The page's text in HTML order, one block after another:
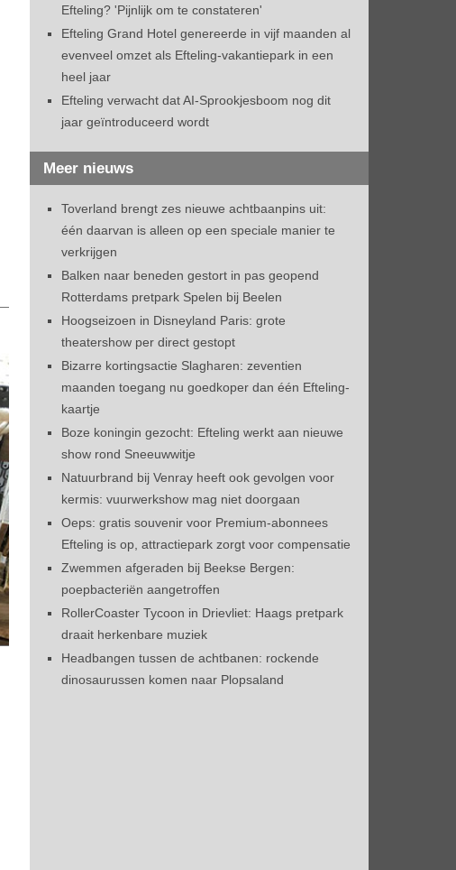
Efteling? 'Pijnlijk om te constateren'
Efteling Grand Hotel genereerde in vijf maanden al
evenveel omzet als Efteling-vakantiepark in een
heel jaar
Efteling verwacht dat AI-Sprookjesboom nog dit
jaar geïntroduceerd wordt
Meer nieuws
Toverland brengt zes nieuwe achtbaanpins uit:
één daarvan is alleen op een speciale manier te
verkrijgen
Balken naar beneden gestort in pas geopend
Rotterdams pretpark Spelen bij Beelen
Hoogseizoen in Disneyland Paris: grote
theatershow per direct gestopt
Bizarre kortingsactie Slagharen: zeventien
maanden toegang nu goedkoper dan één Efteling-
kaartje
Boze koningin gezocht: Efteling werkt aan nieuwe
show rond Sneeuwwitje
Natuurbrand bij Venray heeft ook gevolgen voor
kermis: vuurwerkshow mag niet doorgaan
Oeps: gratis souvenir voor Premium-abonnees
Efteling is op, attractiepark zorgt voor compensatie
Zwemmen afgeraden bij Beekse Bergen:
poepbacteriën aangetroffen
RollerCoaster Tycoon in Drievliet: Haags pretpark
draait herkenbare muziek
Headbangen tussen de achtbanen: rockende
dinosaurussen komen naar Plopsaland